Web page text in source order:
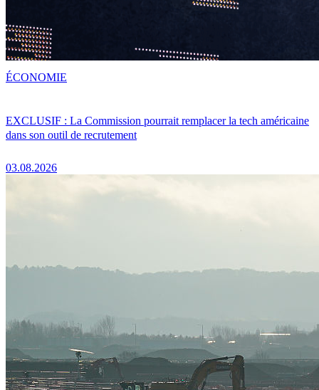
EXCLUSIF : La Commission pourrait remplacer la tech américaine
dans son outil de recrutement
03.08.2026
ÉCONOMIE